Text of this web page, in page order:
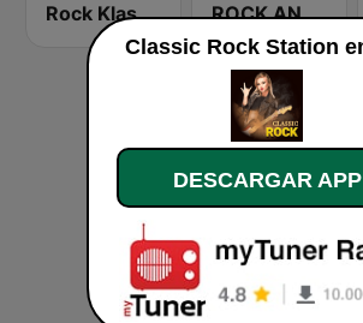
Rock Klassiker ROCK ANTENNE Blues Rock
DESCARGAR APP